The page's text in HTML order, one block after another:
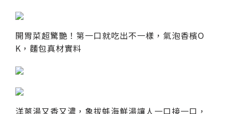
開胃菜超驚艷！第一口就吃出不一樣，氣泡香檳O
K，麵包真材實料
洋蔥湯又香又濃，象拔蚌海鮮湯讓人一口接一口，